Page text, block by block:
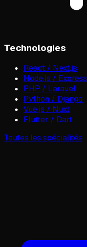
Technologies
React / Next.js
Node.js / Express
PHP / Laravel
Python / Django
Vue.js / Nuxt
Flutter / Dart
Toutes les spécialités